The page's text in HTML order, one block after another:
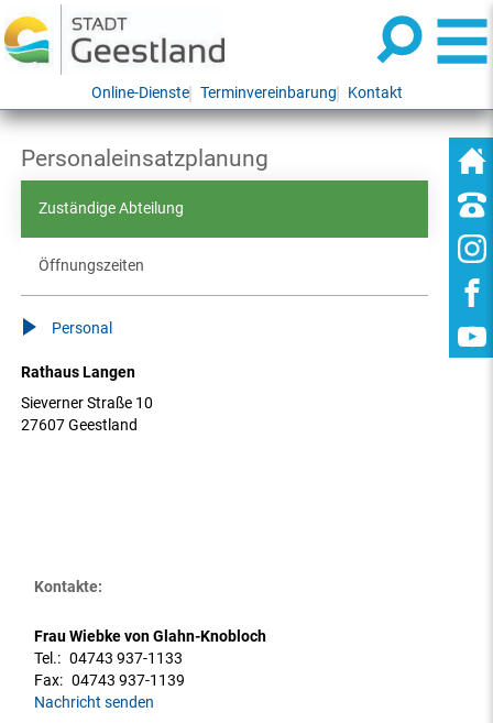
Online-Dienste Terminvereinbarung Kontakt
Personaleinsatzplanung
Zuständige Abteilung
Öffnungszeiten
Personal
Rathaus Langen
Sieverner Straße 10
27607 Geestland
Kontakte:
Frau Wiebke von Glahn-Knobloch
Tel.: 04743 937-1133
Fax: 04743 937-1139
Nachricht senden